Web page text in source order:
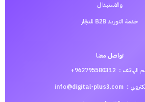
والاستبدال
خدمة التوريد B2B للتجّار
تواصل معنا
الهاتف : 962795580312+
:
info@digital-plus3.com